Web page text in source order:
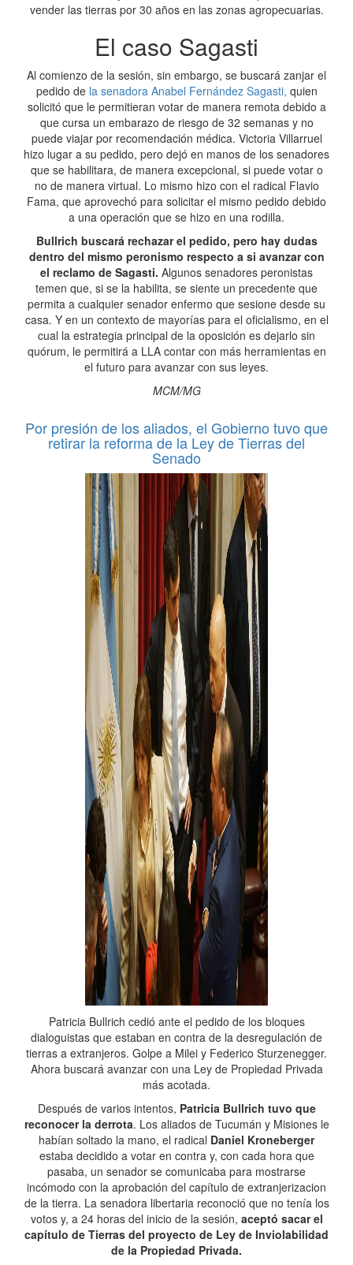
vender las tierras por 30 años en las zonas agropecuarias.
El caso Sagasti
Al comienzo de la sesión, sin embargo, se buscará zanjar el
pedido de la senadora Anabel Fernández Sagasti, quien
solicitó que le permitieran votar de manera remota debido a
que cursa un embarazo de riesgo de 32 semanas y no
puede viajar por recomendación médica. Victoria Villarruel
hizo lugar a su pedido, pero dejó en manos de los senadores
que se habilitara, de manera excepcional, si puede votar o
no de manera virtual. Lo mismo hizo con el radical Flavio
Fama, que aprovechó para solicitar el mismo pedido debido
a una operación que se hizo en una rodilla.
Bullrich buscará rechazar el pedido, pero hay dudas
dentro del mismo peronismo respecto a si avanzar con
el reclamo de Sagasti. Algunos senadores peronistas
temen que, si se la habilita, se siente un precedente que
permita a cualquier senador enfermo que sesione desde su
casa. Y en un contexto de mayorías para el oficialismo, en el
cual la estrategia principal de la oposición es dejarlo sin
quórum, le permitirá a LLA contar con más herramientas en
el futuro para avanzar con sus leyes.
MCM/MG
Por presión de los aliados, el Gobierno tuvo que
retirar la reforma de la Ley de Tierras del
Senado
Patricia Bullrich cedió ante el pedido de los bloques
dialoguistas que estaban en contra de la desregulación de
tierras a extranjeros. Golpe a Milei y Federico Sturzenegger.
Ahora buscará avanzar con una Ley de Propiedad Privada
más acotada.
Después de varios intentos, Patricia Bullrich tuvo que
reconocer la derrota. Los aliados de Tucumán y Misiones le
habían soltado la mano, el radical Daniel Kroneberger
estaba decidido a votar en contra y, con cada hora que
pasaba, un senador se comunicaba para mostrarse
incómodo con la aprobación del capítulo de extranjerizacion
de la tierra. La senadora libertaria reconoció que no tenía los
votos y, a 24 horas del inicio de la sesión, aceptó sacar el
capítulo de Tierras del proyecto de Ley de Inviolabilidad
de la Propiedad Privada.